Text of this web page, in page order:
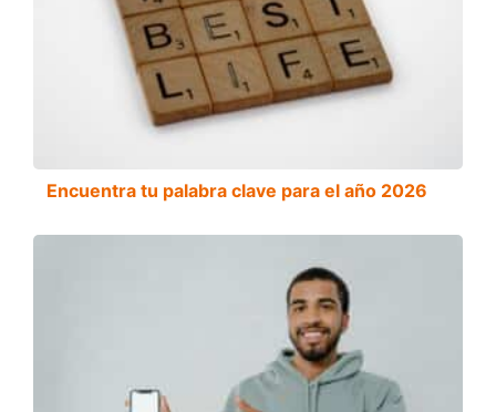
Encuentra tu palabra clave para el año 2026